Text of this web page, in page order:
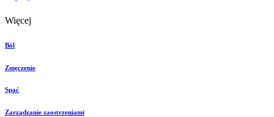
Więcej
Ból
Zmęczenie
Spać
Zarządzanie zaostrzeniami